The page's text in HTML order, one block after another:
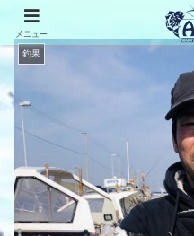
釣果
メニュー